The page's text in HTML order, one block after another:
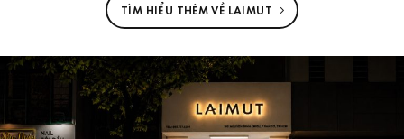
TÌM HIỂU THÊM VỀ LAIMUT